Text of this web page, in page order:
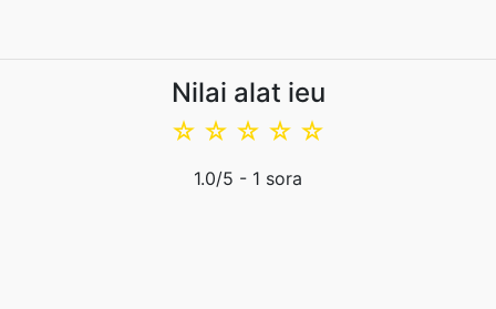
Nilai alat ieu
☆
☆
☆
☆
☆
1.0/5 - 1 sora